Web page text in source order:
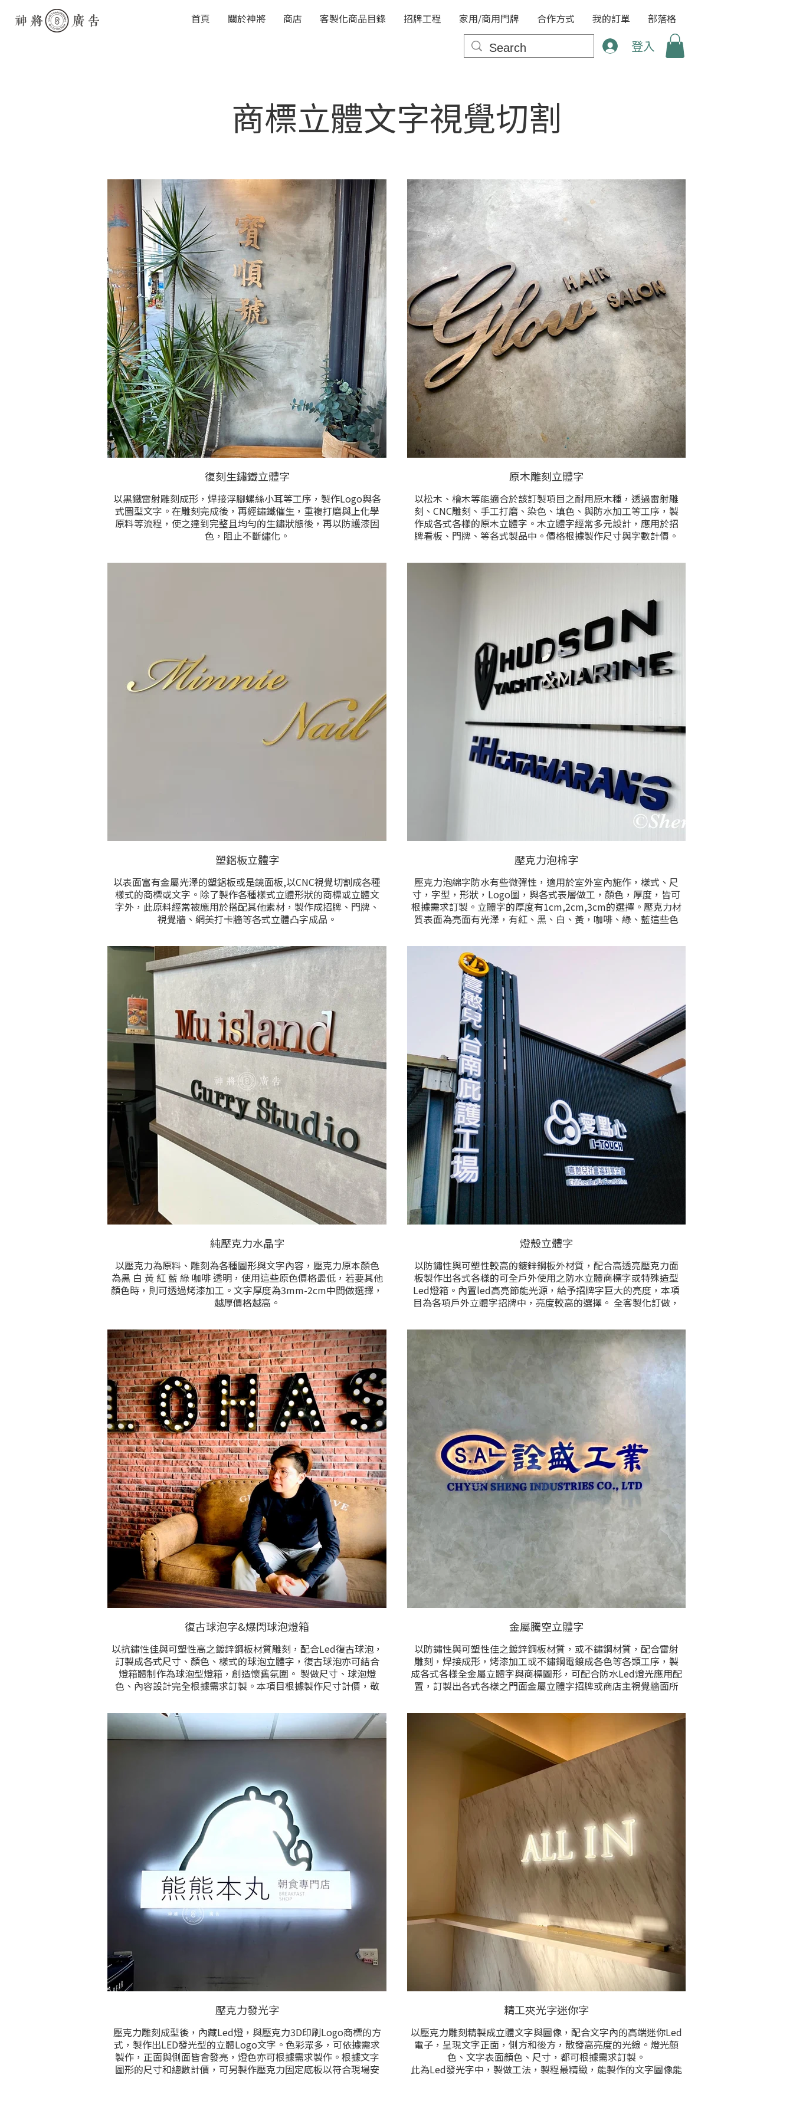
首頁 關於神將 商店 客製化商品目錄 招牌工程 家用/商用門牌 合作方式 我的訂單 部落格
登入
商標立體文字視覺切割
復刻生鏽鐵立體字
以黑鐵雷射雕刻成形，焊接浮腳螺絲小耳等工序，製作Logo與各
式圖型文字。在雕刻完成後，再經鏽鐵催生，重複打磨與上化學
原料等流程，使之達到完整且均勻的生鏽狀態後，再以防護漆固
色，阻止不斷繡化。
原反應而生成。在不同的環境、氣候與加工方式，會生成不同形
原木雕刻立體字
以松木、檜木等能適合於該訂製項目之耐用原木種，透過雷射雕
刻、CNC雕刻、手工打磨、染色、填色、與防水加工等工序，製
作成各式各樣的原木立體字。木立體字經常多元設計，應用於招
牌看板、門牌、等各式製品中。價格根據製作尺寸與字數計價。
塑鋁板立體字
以表面富有金屬光澤的塑鋁板或是鏡面板,以CNC視覺切割成各種
樣式的商標或文字。除了製作各種樣式立體形狀的商標或立體文
字外，此原料經常被應用於搭配其他素材，製作成招牌、門牌、
視覺牆、網美打卡牆等各式立體凸字成品。
勢。顏色有鏡面亮金、霧金、鏡面亮銀、霧銀、玫瑰金、霧白、
霧黑、橙色、等各色選擇。
壓克力泡棉字
壓克力泡綿字防水有些微彈性，適用於室外室內施作，樣式、尺
寸，字型，形狀，Logo圖，與各式表層做工，顏色，厚度，皆可
根據需求訂製。立體字的厚度有1cm,2cm,3cm的選擇。壓克力材
質表面為亮面有光澤，有紅、黑、白、黃，咖啡、綠、藍這些色
是利用貼色或上漆呈現，額外加工之價格較高，請提供製作尺寸
純壓克力水晶字
以壓克力為原料、雕刻為各種圖形與文字內容，壓克力原本顏色
為黑 白 黃 紅 藍 綠 咖啡 透明，使用這些原色價格最低，若要其他
顏色時，則可透過烤漆加工。文字厚度為3mm-2cm中間做選擇，
越厚價格越高。
價，請聊聊提供製作內容 尺寸 顏色 估價。
燈殼立體字
以防鏽性與可塑性較高的鍍鋅鋼板外材質，配合高透亮壓克力面
板製作出各式各樣的可全戶外使用之防水立體商標字或特殊造型
Led燈箱。內置led高亮節能光源，給予招牌字巨大的亮度，本項
目為各項戶外立體字招牌中，亮度較高的選擇。 全客製化訂做，
根據需求訂製。請提供現場安裝位置的照片、門面約莫寬度尺
寸、預計製作樣式的照片聊聊洽詢。
復古球泡字&爆閃球泡燈箱
以抗鏽性佳與可塑性高之鍍鋅鋼板材質雕刻，配合Led復古球泡，
訂製成各式尺寸、顏色、樣式的球泡立體字，復古球泡亦可結合
燈箱體制作為球泡型燈箱，創造懷舊氛圍。 製做尺寸、球泡燈
色、內容設計完全根據需求訂製。本項目根據製作尺寸計價，敬
金屬騰空立體字
以防鏽性與可塑性佳之鍍鋅鋼板材質，或不鏽鋼材質，配合雷射
雕刻，焊接成形，烤漆加工或不鏽鋼電鍍成各色等各類工序，製
成各式各樣全金屬立體字與商標圖形，可配合防水Led燈光應用配
置，訂製出各式各樣之門面金屬立體字招牌或商店主視覺牆面所
項目在特殊弧面型外牆上安裝招牌時。是最適宜之選擇。
壓克力發光字
壓克力雕刻成型後，內藏Led燈，與壓克力3D印刷Logo商標的方
式，製作出LED發光型的立體Logo文字。色彩眾多，可依據需求
製作，正面與側面皆會發亮，燈色亦可根據需求製作。根據文字
圖形的尺寸和總數計價，可另製作壓克力固定底板以符合現場安
精工夾光字迷你字
以壓克力雕刻精製成立體文字與圖像，配合文字內的高端迷你Led
電子，呈現文字正面，側方和後方，散發高亮度的光線。燈光顏
色、文字表面顏色、尺寸，都可根據需求訂製。
此為Led發光字中，製做工法，製程最精緻，能製作的文字圖像能